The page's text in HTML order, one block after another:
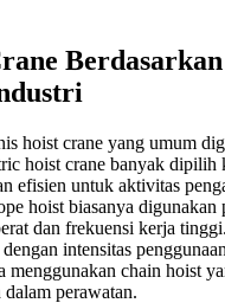
Berdasarkan
hoist crane yang umum
hoist crane banyak dipilih
efisien untuk aktivitas
hoist biasanya digunakan
dan frekuensi kerja
intensitas
menggunakan chain hoist
perawatan.